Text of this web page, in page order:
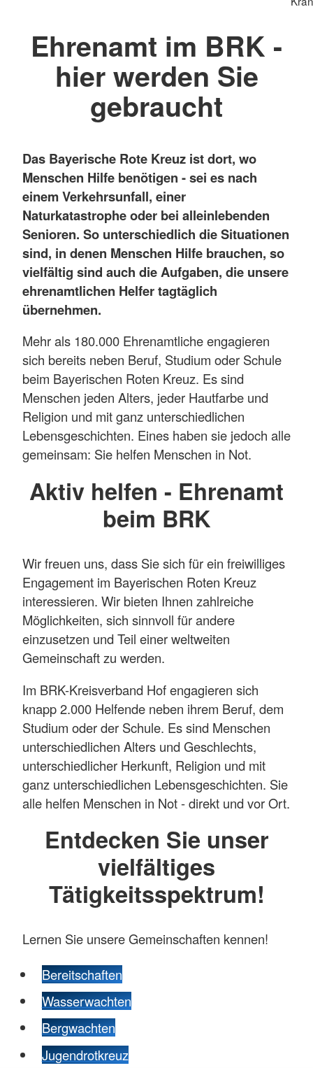
Ehrenamt im BRK -
hier werden Sie
gebraucht
Das Bayerische Rote Kreuz ist dort, wo
Menschen Hilfe benötigen - sei es nach
einem Verkehrsunfall, einer
Naturkatastrophe oder bei alleinlebenden
Senioren. So unterschiedlich die Situationen
sind, in denen Menschen Hilfe brauchen, so
vielfältig sind auch die Aufgaben, die unsere
ehrenamtlichen Helfer tagtäglich
übernehmen.
Mehr als 180.000 Ehrenamtliche engagieren
sich bereits neben Beruf, Studium oder Schule
beim Bayerischen Roten Kreuz. Es sind
Menschen jeden Alters, jeder Hautfarbe und
Religion und mit ganz unterschiedlichen
Lebensgeschichten. Eines haben sie jedoch alle
gemeinsam: Sie helfen Menschen in Not.
Aktiv helfen - Ehrenamt
beim BRK
Wir freuen uns, dass Sie sich für ein freiwilliges
Engagement im Bayerischen Roten Kreuz
interessieren. Wir bieten Ihnen zahlreiche
Möglichkeiten, sich sinnvoll für andere
einzusetzen und Teil einer weltweiten
Gemeinschaft zu werden.
Im BRK-Kreisverband Hof engagieren sich
knapp 2.000 Helfende neben ihrem Beruf, dem
Studium oder der Schule. Es sind Menschen
unterschiedlichen Alters und Geschlechts,
unterschiedlicher Herkunft, Religion und mit
ganz unterschiedlichen Lebensgeschichten. Sie
alle helfen Menschen in Not - direkt und vor Ort.
Entdecken Sie unser
vielfältiges
Tätigkeitsspektrum!
Lernen Sie unsere Gemeinschaften kennen!
Bereitschaften
Wasserwachten
Bergwachten
Jugendrotkreuz